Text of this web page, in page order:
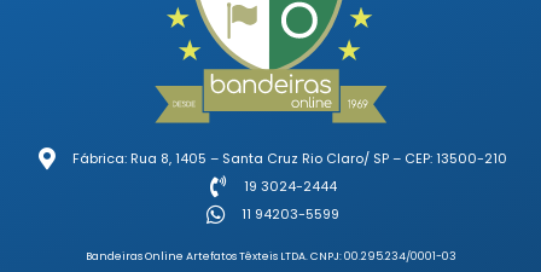
Fábrica: Rua 8, 1405 – Santa Cruz Rio Claro/ SP – CEP: 13500-210
19 3024-2444
11 94203-5599
Bandeiras Online Artefatos Têxteis LTDA. CNPJ: 00.295.234/0001-03